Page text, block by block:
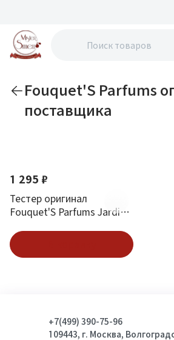
Fouquet'S Parfums
поставщика
1 295 ₽
Тестер оригинал
Fouquet'S Parfums Jardins
+7(499) 390-75-96
109443, г. Москва,